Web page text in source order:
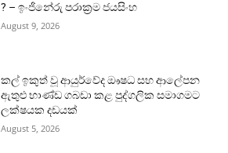
? – ඉංජිනේරු පරාක්‍රම ජයසිංහ
August 9, 2026
කල් ඉකුත් වූ ආයුර්වේද ඖෂධ සහ ආලේපන
ඇතුළු භාණ්ඩ ගබඩා කළ පුද්ගලික සමාගමට
ලක්ෂයක දඩයක්
August 5, 2026